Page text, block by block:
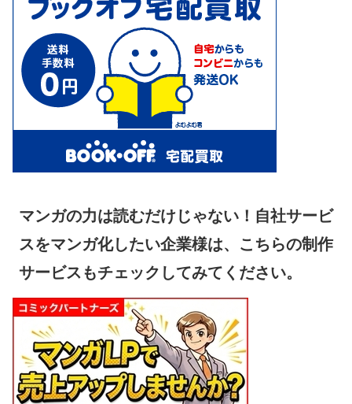
マンガの力は読むだけじゃない！自社サービ
スをマンガ化したい企業様は、こちらの制作
サービスもチェックしてみてください。